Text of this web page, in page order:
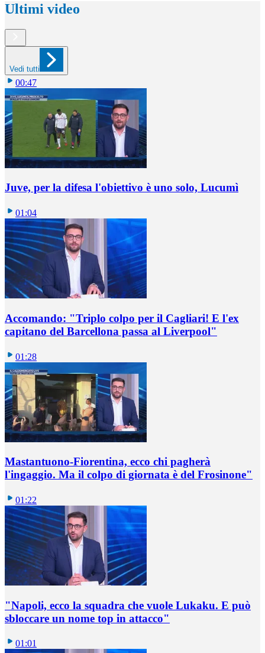
Ultimi video
Vedi tutti
00:47
Juve, per la difesa l'obiettivo è uno solo, Lucumì
01:04
Accomando: "Triplo colpo per il Cagliari! E l'ex
capitano del Barcellona passa al Liverpool"
01:28
Mastantuono-Fiorentina, ecco chi pagherà
l'ingaggio. Ma il colpo di giornata è del Frosinone"
01:22
"Napoli, ecco la squadra che vuole Lukaku. E può
sbloccare un nome top in attacco"
01:01